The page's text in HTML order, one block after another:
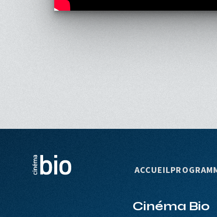
Navigation
ACCUEIL
Cinéma Bio